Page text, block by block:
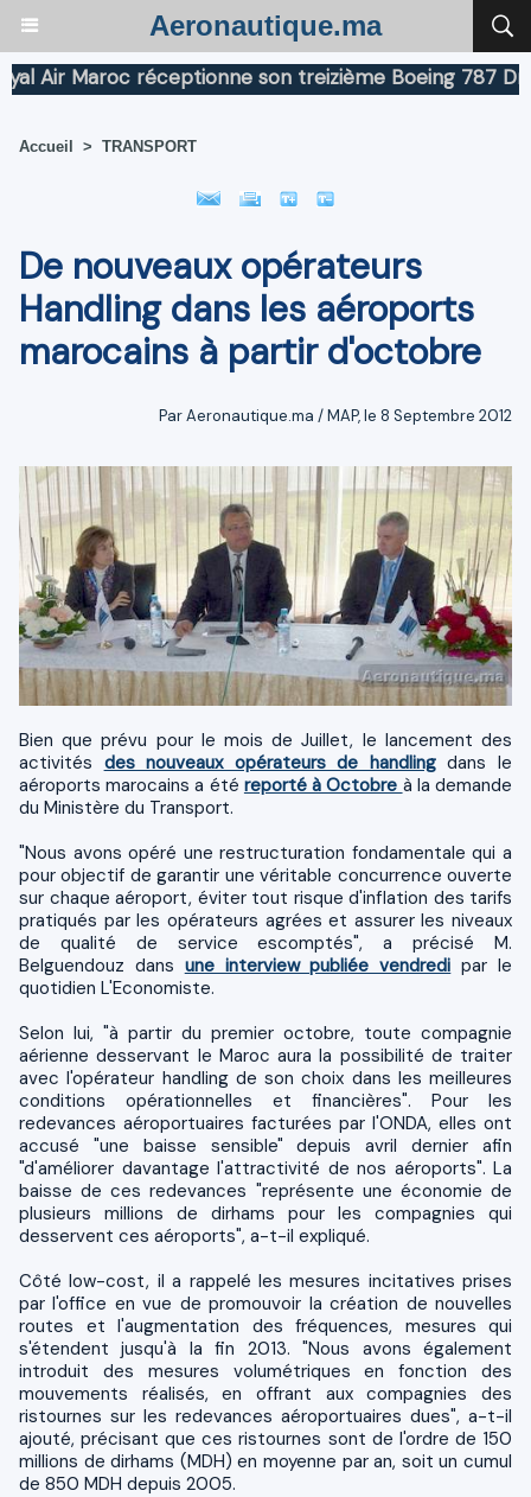
Aeronautique.ma
Maroc réceptionne son treizième Boeing 787
Accueil > TRANSPORT
De nouveaux opérateurs
Handling dans les aéroports
marocains à partir d'octobre
Par Aeronautique.ma / MAP, le 8 Septembre 2012
Bien que prévu pour le mois de Juillet, le lancement des
activités des nouveaux opérateurs de handlingdans le
aéroports marocains a été reporté à Octobre à la demande
du Ministère du Transport.
"Nous avons opéré une restructuration fondamentale qui a
pour objectif de garantir une véritable concurrence ouverte
sur chaque aéroport, éviter tout risque d'inflation des tarifs
pratiqués par les opérateurs agrées et assurer les niveaux
de qualité de service escomptés", a précisé M.
Belguendouz dans une interview publiée vendredi par le
quotidien L'Economiste.
Selon lui, "à partir du premier octobre, toute compagnie
aérienne desservant le Maroc aura la possibilité de traiter
avec l'opérateur handling de son choix dans les meilleures
conditions opérationnelles et financières". Pour les
redevances aéroportuaires facturées par l'ONDA, elles ont
accusé "une baisse sensible" depuis avril dernier afin
"d'améliorer davantage l'attractivité de nos aéroports". La
baisse de ces redevances "représente une économie de
plusieurs millions de dirhams pour les compagnies qui
desservent ces aéroports", a-t-il expliqué.
Côté low-cost, il a rappelé les mesures incitatives prises
par l'office en vue de promouvoir la création de nouvelles
routes et l'augmentation des fréquences, mesures qui
s'étendent jusqu'à la fin 2013. "Nous avons également
introduit des mesures volumétriques en fonction des
mouvements réalisés, en offrant aux compagnies des
ristournes sur les redevances aéroportuaires dues", a-t-il
ajouté, précisant que ces ristournes sont de l'ordre de 150
millions de dirhams (MDH) en moyenne par an, soit un cumul
de 850 MDH depuis 2005.